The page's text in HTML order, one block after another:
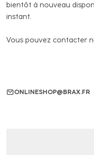
bientôt à nouveau
instant.
Vous pouvez contacter
ONLINESHOP@BRAX.FR